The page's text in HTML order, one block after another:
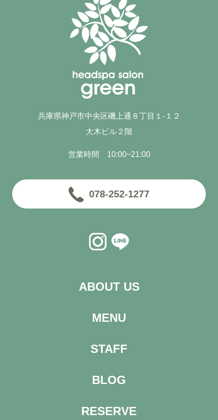
兵庫県神戸市中央区磯上通８丁目１-１２
大木ビル２階
営業時間 10:00~21:00
078-252-1277
ABOUT US
MENU
STAFF
BLOG
RESERVE